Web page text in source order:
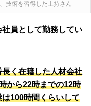
技術を習得した土持さん
員として勤務してい
く在籍した人材会社
から22時までの12時
100時間くらいして